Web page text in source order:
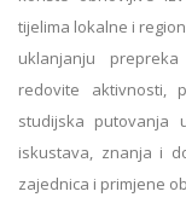
tijelima lokalne i
uklanjanju
redovite aktivnosti,
studijska putovanja
iskustava, znanja i
zajednica i primjene